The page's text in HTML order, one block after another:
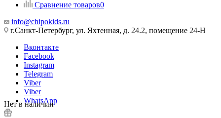
Сравнение товаров0
info@chipokids.ru
г.Санкт-Петербург, ул. Яхтенная, д. 24.2, помещение 24-Н
Вконтакте
Facebook
Instagram
Telegram
Viber
Viber
WhatsApp
Нет в наличии